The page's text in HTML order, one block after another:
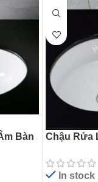
Bàn
Chậu Rửa
In stock